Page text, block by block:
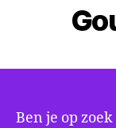
Ben je op